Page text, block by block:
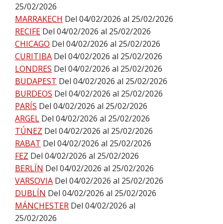
25/02/2026
MARRAKECH Del 04/02/2026 al 25/02/2026
RECIFE Del 04/02/2026 al 25/02/2026
CHICAGO Del 04/02/2026 al 25/02/2026
CURITIBA Del 04/02/2026 al 25/02/2026
LONDRES Del 04/02/2026 al 25/02/2026
BUDAPEST Del 04/02/2026 al 25/02/2026
BURDEOS Del 04/02/2026 al 25/02/2026
PARÍS Del 04/02/2026 al 25/02/2026
ARGEL Del 04/02/2026 al 25/02/2026
TÚNEZ Del 04/02/2026 al 25/02/2026
RABAT Del 04/02/2026 al 25/02/2026
FEZ Del 04/02/2026 al 25/02/2026
BERLÍN Del 04/02/2026 al 25/02/2026
VARSOVIA Del 04/02/2026 al 25/02/2026
DUBLÍN Del 04/02/2026 al 25/02/2026
MÁNCHESTER Del 04/02/2026 al
25/02/2026